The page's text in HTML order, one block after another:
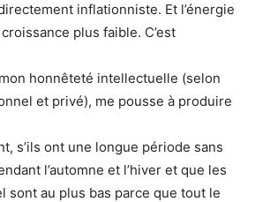
inflationniste. Et l’énergie
plus faible. C’est
honnêteté intellectuelle (selon
et privé), me pousse à produire
s’ils ont une longue période sans
l’automne et l’hiver et que les
sont au plus bas parce que tout le